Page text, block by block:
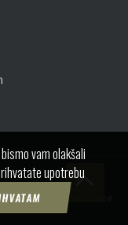
byIMS ViewSource.
vam olakšali
upotrebu